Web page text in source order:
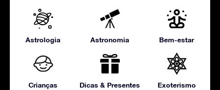
Astrologia Astronomia Bem-estar
Crianças Dicas & Presentes Exoterismo